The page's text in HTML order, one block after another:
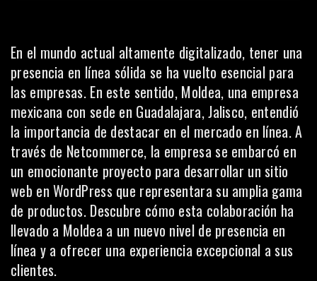
En el mundo actual altamente digitalizado, tener una
presencia en línea sólida se ha vuelto esencial para
las empresas. En este sentido, Moldea, una empresa
mexicana con sede en Guadalajara, Jalisco, entendió
la importancia de destacar en el mercado en línea. A
través de Netcommerce, la empresa se embarcó en
un emocionante proyecto para desarrollar un sitio
web en WordPress que representara su amplia gama
de productos. Descubre cómo esta colaboración ha
llevado a Moldea a un nuevo nivel de presencia en
línea y a ofrecer una experiencia excepcional a sus
clientes.